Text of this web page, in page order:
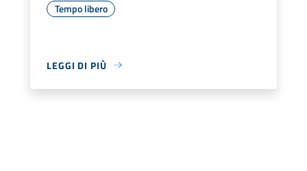
Tempo libero
LEGGI DI PIÙ